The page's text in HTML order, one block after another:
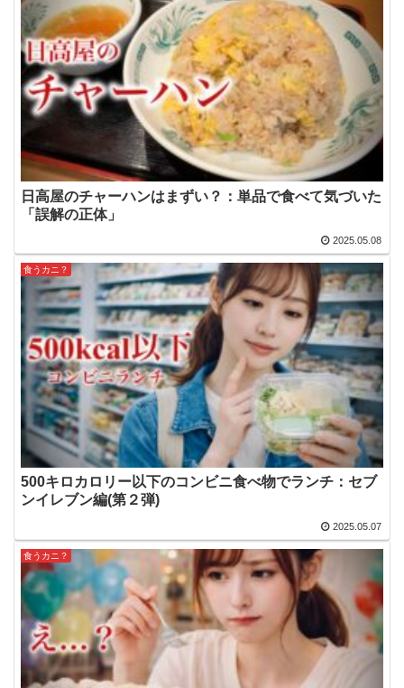
日高屋のチャーハンはまずい？：単品で食べて気づいた
「誤解の正体」
2025.05.08
食うカニ？
500キロカロリー以下のコンビニ食べ物でランチ：セブ
ンイレブン編(第２弾)
2025.05.07
食うカニ？